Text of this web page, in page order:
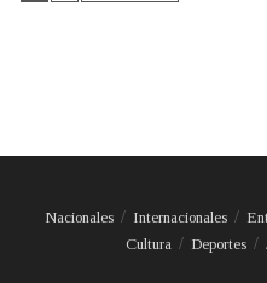
Nacionales Internacionales
Cultura
Deportes